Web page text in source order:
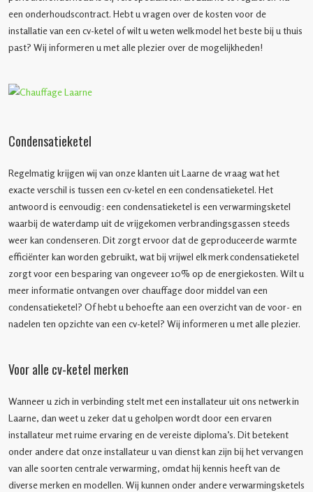
een onderhoudscontract. Hebt u vragen over de kosten voor de
installatie van een cv-ketel of wilt u weten welk model het beste bij u thuis
past? Wij informeren u met alle plezier over de mogelijkheden!
Condensatieketel
Regelmatig krijgen wij van onze klanten uit Laarne de vraag wat het
exacte verschil is tussen een cv-ketel en een condensatieketel. Het
antwoord is eenvoudig: een condensatieketel is een verwarmingsketel
waarbij de waterdamp uit de vrijgekomen verbrandingsgassen steeds
weer kan condenseren. Dit zorgt ervoor dat de geproduceerde warmte
efficiënter kan worden gebruikt, wat bij vrijwel elk merk condensatieketel
zorgt voor een besparing van ongeveer 10% op de energiekosten. Wilt u
meer informatie ontvangen over chauffage door middel van een
condensatieketel? Of hebt u behoefte aan een overzicht van de voor- en
nadelen ten opzichte van een cv-ketel? Wij informeren u met alle plezier.
Voor alle cv-ketel merken
Wanneer u zich in verbinding stelt met een installateur uit ons netwerk in
Laarne, dan weet u zeker dat u geholpen wordt door een ervaren
installateur met ruime ervaring en de vereiste diploma’s. Dit betekent
onder andere dat onze installateur u van dienst kan zijn bij het vervangen
van alle soorten centrale verwarming, omdat hij kennis heeft van de
diverse merken en modellen. Wij kunnen onder andere verwarmingsketels